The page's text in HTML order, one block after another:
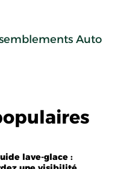
Auto
lave-glace :